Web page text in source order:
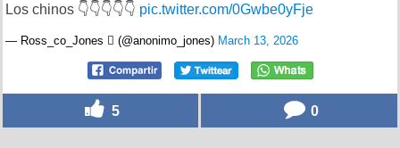
Los chinos 👇👇👇👇👇 pic.twitter.com/0Gwbe0yFje
— Ross_co_Jones  (@anonimo_jones) March 13, 2026
5 0